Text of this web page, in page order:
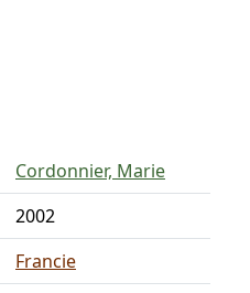
Cordonnier, Marie
2002
Francie